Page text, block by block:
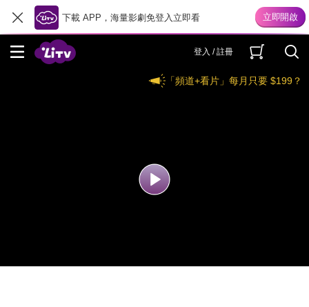
下載 APP，海量影劇免登入立即看
登入 / 註冊
「頻道+看片」每月只要 $199？